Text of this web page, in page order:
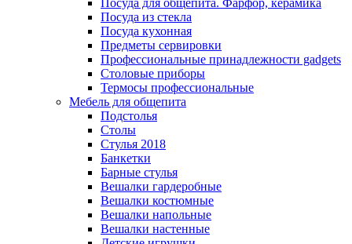
Посуда для общепита. Фарфор, керамика
Посуда из стекла
Посуда кухонная
Предметы сервировки
Профессиональные принадлежности gadgets
Столовые приборы
Термосы профессиональные
Мебель для общепита
Подстолья
Столы
Стулья 2018
Банкетки
Барные стулья
Вешалки гардеробные
Вешалки костюмные
Вешалки напольные
Вешалки настенные